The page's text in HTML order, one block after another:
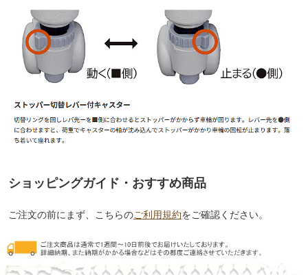
ショッピングガイド・おすすめ商品
ご注文の前にまず、こちらのご利用規約をご確認ください。